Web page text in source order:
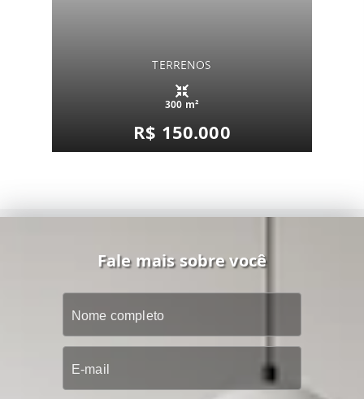
TERRENOS
300 m²
R$ 150.000
Fale mais sobre você